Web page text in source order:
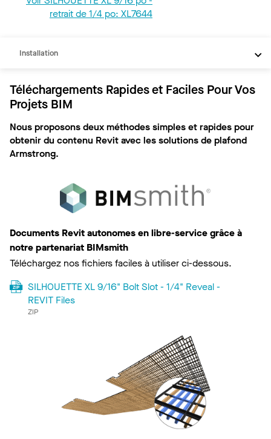
retrait de 1/4 po: XL7644
Installation
Téléchargements Rapides et Faciles Pour Vos
Projets BIM
Nous proposons deux méthodes simples et rapides pour
obtenir du contenu Revit avec les solutions de plafond
Armstrong.
Documents Revit autonomes en libre-service grâce à
notre partenariat BIMsmith
Téléchargez nos fichiers faciles à utiliser ci-dessous.
SILHOUETTE XL 9/16" Bolt Slot - 1/4" Reveal -
REVIT Files
ZIP